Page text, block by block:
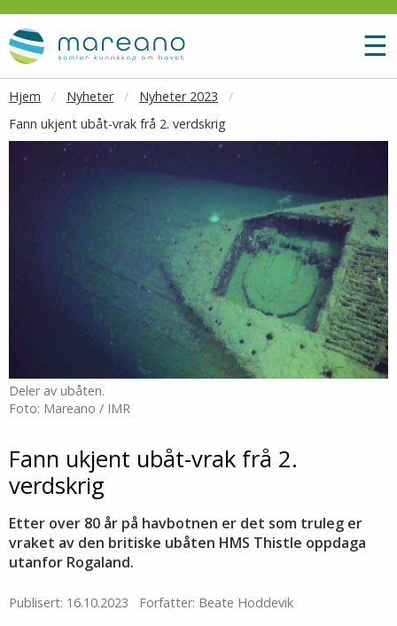
Gå til hovedinnhold
☰
Hjem Nyheter
Nyheter 2023
Fann ukjent ubåt-vrak frå 2. verdskrig
Deler av ubåten.
Foto: Mareano / IMR
Fann ukjent ubåt-vrak frå 2.
verdskrig
Etter over 80 år på havbotnen er det som truleg er
vraket av den britiske ubåten HMS Thistle oppdaga
utanfor Rogaland.
Publisert: 16.10.2023 Forfatter: Beate Hoddevik